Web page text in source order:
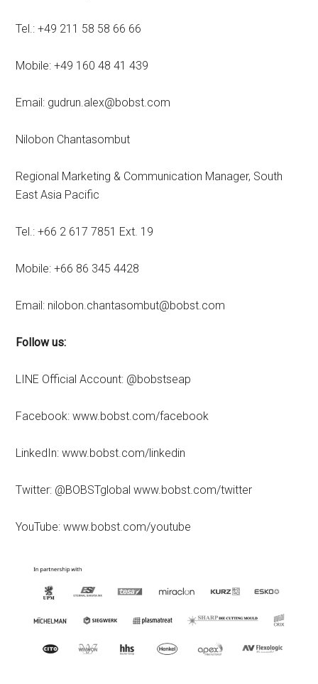
Tel.: +49 211 58 58 66 66
Mobile: +49 160 48 41 439
Email: gudrun.alex@bobst.com
Nilobon Chantasombut
Regional Marketing & Communication Manager, South
East Asia Pacific
Tel.: +66 2 617 7851 Ext. 19
Mobile: +66 86 345 4428
Email: nilobon.chantasombut@bobst.com
Follow us:
LINE Official Account: @bobstseap
Facebook: www.bobst.com/facebook
LinkedIn: www.bobst.com/linkedin
Twitter: @BOBSTglobal www.bobst.com/twitter
YouTube: www.bobst.com/youtube